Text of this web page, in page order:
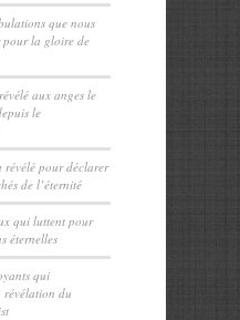
que nous
pour la gloire de
aux anges le
le
pour déclarer
de l’éternité
qui luttent pour
éternelles
qui
révélation du